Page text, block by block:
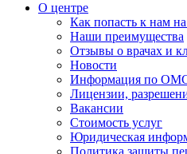
О центре
Как попасть к нам
Наши преимущества
Отзывы о врачах и
Новости
Информация по
Лицензии,
Вакансии
Стоимость услуг
Юридическая
Политика защиты